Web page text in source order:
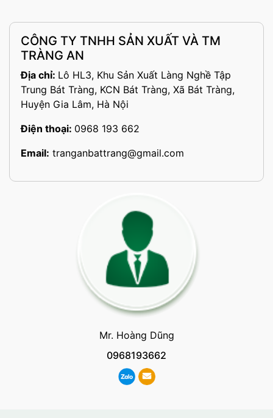
CÔNG TY TNHH SẢN XUẤT VÀ TM
TRÀNG AN
Địa chỉ: Lô HL3, Khu Sản Xuất Làng Nghề Tập
Trung Bát Tràng, KCN Bát Tràng, Xã Bát Tràng,
Huyện Gia Lâm, Hà Nội
Điện thoại: 0968 193 662
Email: tranganbattrang@gmail.com
Mr. Hoàng Dũng
0968193662